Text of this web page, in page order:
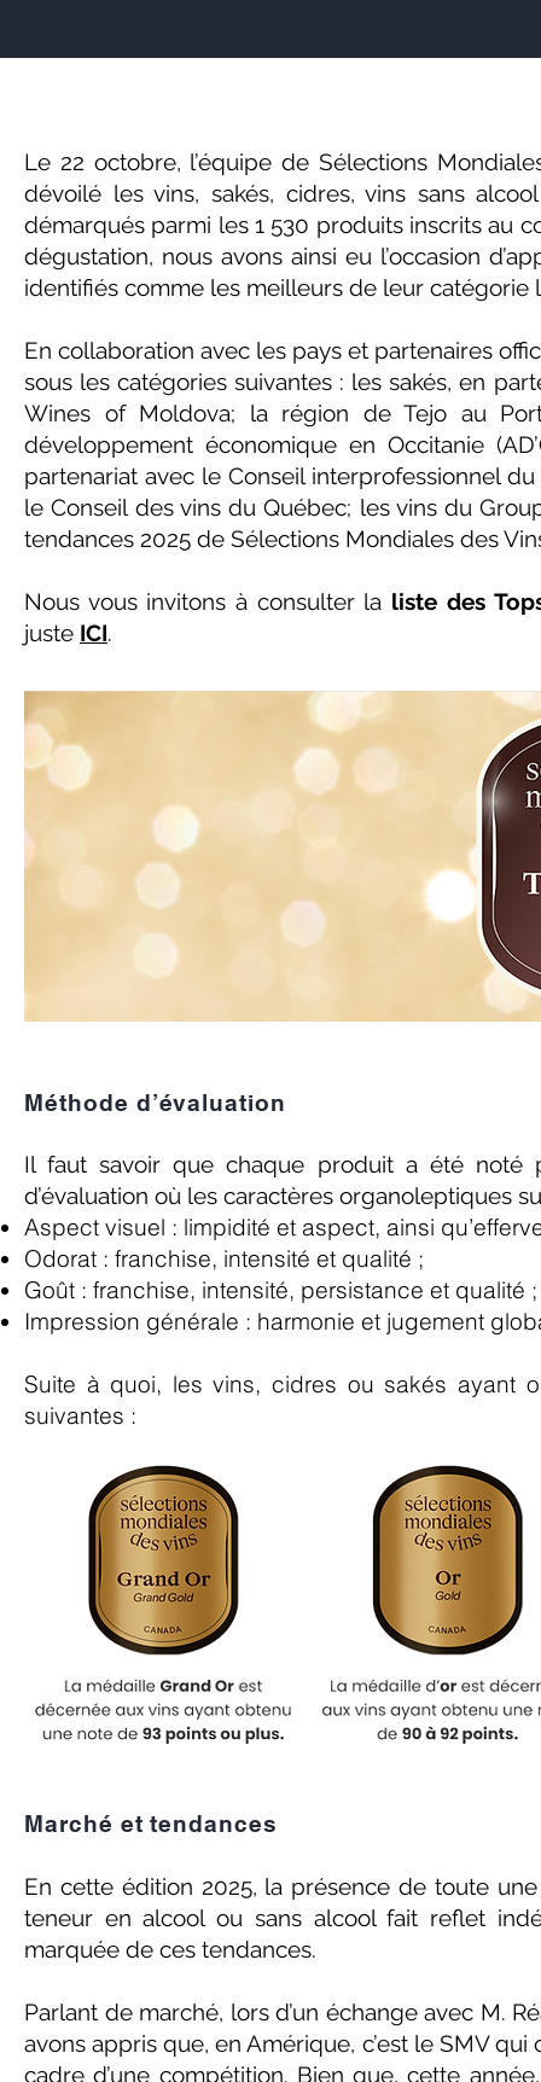
Le 22 octobre, l’équipe de Sélections
dévoilé les vins, sakés, cidres, vins sans
démarqués parmi les 1 530 produits inscrits au
dégustation, nous avons ainsi eu l’occasion
identifiés comme les meilleurs de leur catégorie
En collaboration avec les pays et partenaires
sous les catégories suivantes : les sakés, en
Wines of Moldova; la région de Tejo au
développement économique en Occitanie
partenariat avec le Conseil interprofessionnel
le Conseil des vins du Québec; les vins du
tendances 2025 de Sélections Mondiales des
Nous vous invitons à consulter la liste des
juste ICI.
Méthode d’évaluation
Il faut savoir que chaque produit a été noté
d’évaluation où les caractères organoleptiques
Aspect visuel : limpidité et aspect, ainsi
Odorat : franchise, intensité et qualité ;
Goût : franchise, intensité, persistance et qualité ;
Impression générale : harmonie et jugement
Suite à quoi, les vins, cidres ou sakés ayant
suivantes :​
Marché et tendances
En cette édition 2025, la présence de toute
teneur en alcool ou sans alcool fait reflet
marquée de ces tendances.
Parlant de marché, lors d’un échange avec M.
avons appris que, en Amérique, c’est le SMV
cadre d’une compétition. Bien que, cette